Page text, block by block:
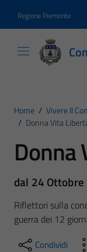
Regione Piemonte
Home / Vivere Il
/ Donna Vita
Donna
dal 24
Riflettori sulla
guerra dei 12
Condividi